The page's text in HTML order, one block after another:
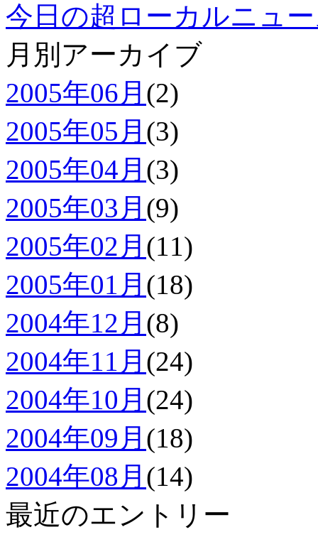
今日の超ローカルニュ
月別アーカイブ
2005年06月 (2)
2005年05月 (3)
2005年04月 (3)
2005年03月 (9)
2005年02月 (11)
2005年01月 (18)
2004年12月 (8)
2004年11月 (24)
2004年10月 (24)
2004年09月 (18)
2004年08月 (14)
最近のエントリー